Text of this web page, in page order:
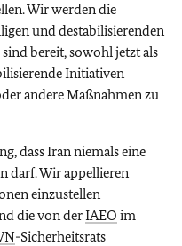
Wir werden die
und destabilisierenden
bereit, sowohl jetzt als
Initiativen
andere Maßnahmen zu
dass Iran niemals eine
darf. Wir appellieren
einzustellen
die von derIAEO im
-Sicherheitsrats